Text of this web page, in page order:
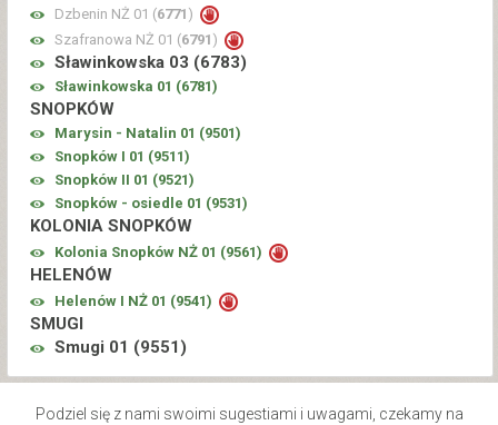
Dzbenin NŻ 01 (6771 )
Szafranowa NŻ 01 (6791 )
Sławinkowska 03 (6783)
Sławinkowska 01 (6781)
SNOPKÓW
Marysin - Natalin 01 (9501)
Snopków I 01 (9511)
Snopków II 01 (9521)
Snopków - osiedle 01 (9531)
KOLONIA SNOPKÓW
Kolonia Snopków NŻ 01 (9561)
HELENÓW
Helenów I NŻ 01 (9541)
SMUGI
Smugi 01 (9551 )
Podziel się z nami swoimi sugestiami i uwagami, czekamy na